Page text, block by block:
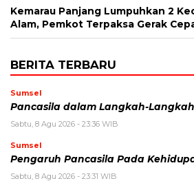
Kemarau Panjang Lumpuhkan 2
Alam, Pemkot Terpaksa Gerak
BERITA TERBARU
Sumsel
Pancasila dalam Langkah-
Sabtu, 8 Agu 2026 - 23:36 WIB
Sumsel
Pengaruh Pancasila Pada
Sabtu, 8 Agu 2026 - 23:31 WIB